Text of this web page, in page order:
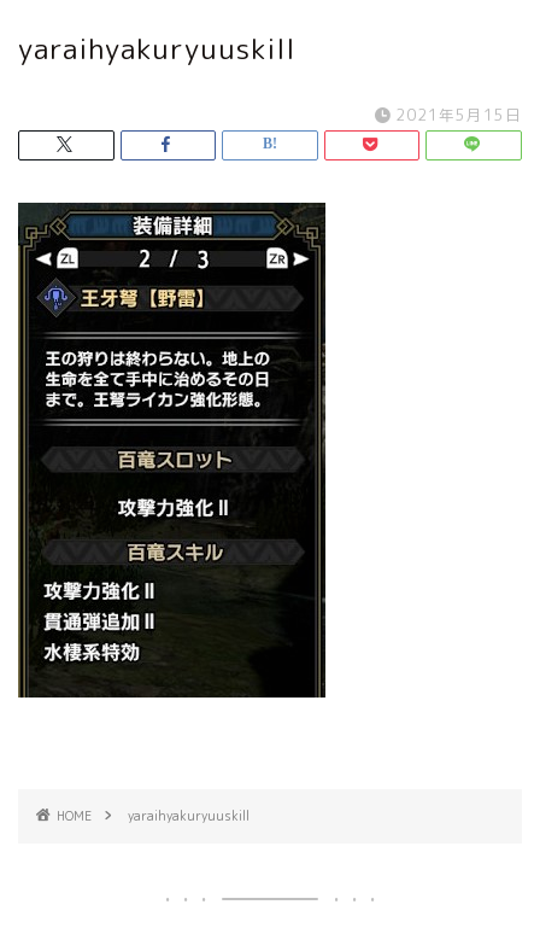
yaraihyakuryuuskill
2021年5月15日
HOME yaraihyakuryuuskill